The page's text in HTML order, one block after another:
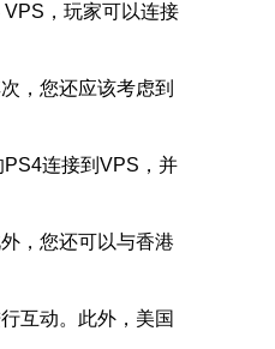
，玩家可以连接
，您还应该考虑到
连接到VPS，并
，您还可以与香港
互动。此外，美国